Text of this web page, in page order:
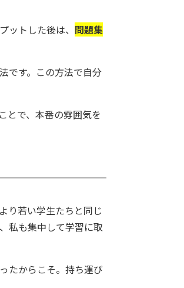
トした後は、 問題集
です。この方法で自分
とで、本番の雰囲気を
り若い学生たちと同じ
私も集中して学習に取
たからこそ。持ち運び